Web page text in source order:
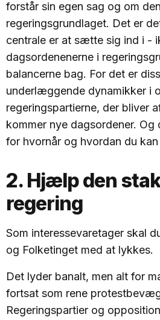
forstår sin egen sag og om
regeringsgrundlaget. Det er
centrale er at sætte sig ind i -
dagsordenenerne i
balancerne bag. For det er
underlæggende dynamikker i
regeringspartierne, der bliver
kommer nye dagsordener.
for hvornår og hvordan du
2. Hjælp den
regering
Som interessevaretager skal
og Folketinget med at lykkes.
Det lyder banalt, men alt for
fortsat som rene
Regeringspartier og